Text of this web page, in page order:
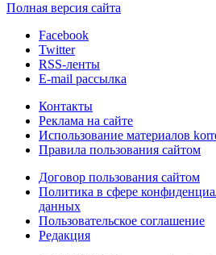
Полная версия сайта
Facebook
Twitter
RSS-ленты
E-mail рассылка
Контакты
Реклама на сайте
Использование материалов
Правила пользования сайтом
Договор пользования сайтом
Политика в сфере
данных
Пользовательское соглашение
Редакция